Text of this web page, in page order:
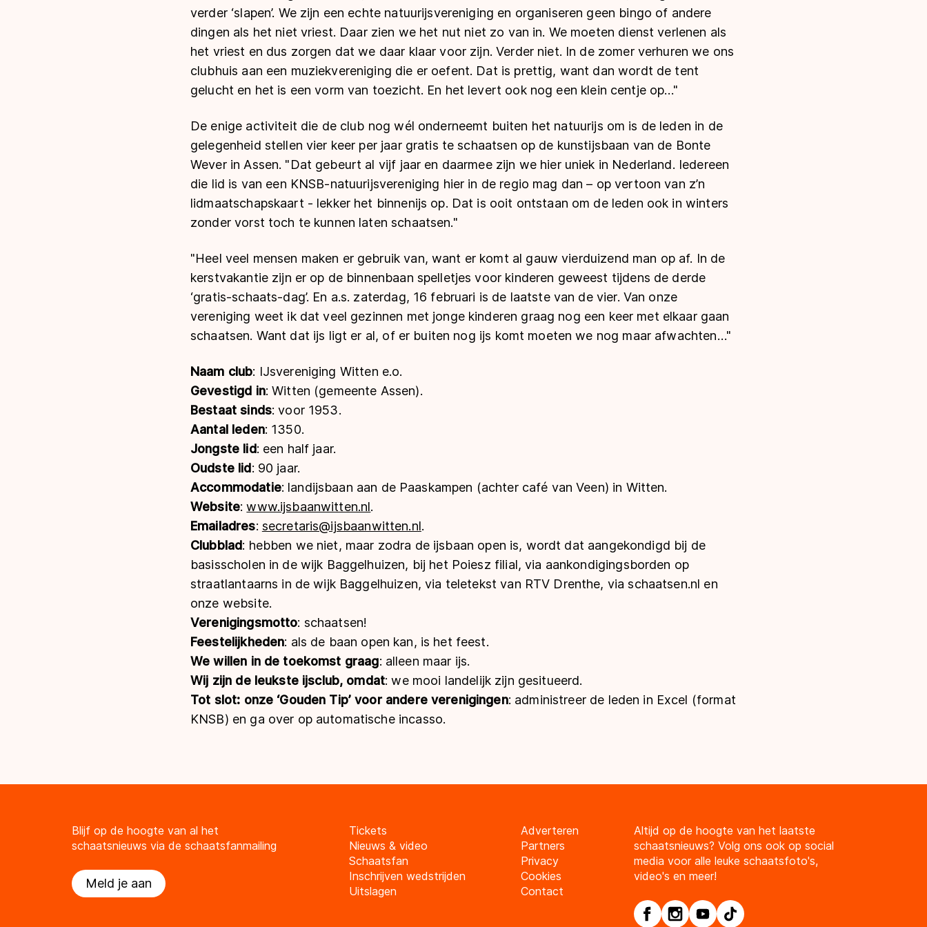
verder ‘slapen’. We zijn een echte natuurijsvereniging en organiseren geen bingo of andere
dingen als het niet vriest. Daar zien we het nut niet zo van in. We moeten dienst verlenen als
het vriest en dus zorgen dat we daar klaar voor zijn. Verder niet. In de zomer verhuren we ons
clubhuis aan een muziekvereniging die er oefent. Dat is prettig, want dan wordt de tent
gelucht en het is een vorm van toezicht. En het levert ook nog een klein centje op…"
De enige activiteit die de club nog wél onderneemt buiten het natuurijs om is de leden in de
gelegenheid stellen vier keer per jaar gratis te schaatsen op de kunstijsbaan van de Bonte
Wever in Assen. "Dat gebeurt al vijf jaar en daarmee zijn we hier uniek in Nederland. Iedereen
die lid is van een KNSB-natuurijsvereniging hier in de regio mag dan – op vertoon van z’n
lidmaatschapskaart - lekker het binnenijs op. Dat is ooit ontstaan om de leden ook in winters
zonder vorst toch te kunnen laten schaatsen."
"Heel veel mensen maken er gebruik van, want er komt al gauw vierduizend man op af. In de
kerstvakantie zijn er op de binnenbaan spelletjes voor kinderen geweest tijdens de derde
‘gratis-schaats-dag’. En a.s. zaterdag, 16 februari is de laatste van de vier. Van onze
vereniging weet ik dat veel gezinnen met jonge kinderen graag nog een keer met elkaar gaan
schaatsen. Want dat ijs ligt er al, of er buiten nog ijs komt moeten we nog maar afwachten…"
Naam club: IJsvereniging Witten e.o.
Gevestigd in: Witten (gemeente Assen).
Bestaat sinds: voor 1953.
Aantal leden: 1350.
Jongste lid: een half jaar.
Oudste lid: 90 jaar.
Accommodatie: landijsbaan aan de Paaskampen (achter café van Veen) in Witten.
Website:www.ijsbaanwitten.nl.
Emailadres: secretaris@ijsbaanwitten.nl.
Clubblad: hebben we niet, maar zodra de ijsbaan open is, wordt dat aangekondigd bij de
basisscholen in de wijk Baggelhuizen, bij het Poiesz filial, via aankondigingsborden op
straatlantaarns in de wijk Baggelhuizen, via teletekst van RTV Drenthe, via schaatsen.nl en
onze website.
Verenigingsmotto: schaatsen!
Feestelijkheden: als de baan open kan, is het feest.
We willen in de toekomst graag: alleen maar ijs.
Wij zijn de leukste ijsclub, omdat: we mooi landelijk zijn gesitueerd.
Tot slot: onze ‘Gouden Tip’ voor andere verenigingen: administreer de leden in Excel (format
KNSB) en ga over op automatische incasso.
Blijf op de hoogte van al het
schaatsnieuws via de schaatsfanmailing
Meld je aan
Tickets
Nieuws & video
Schaatsfan
Inschrijven wedstrijden
Uitslagen
Adverteren
Partners
Privacy
Cookies
Contact
Altijd op de hoogte van het laatste
schaatsnieuws? Volg ons ook op social
media voor alle leuke schaatsfoto's,
video's en meer!